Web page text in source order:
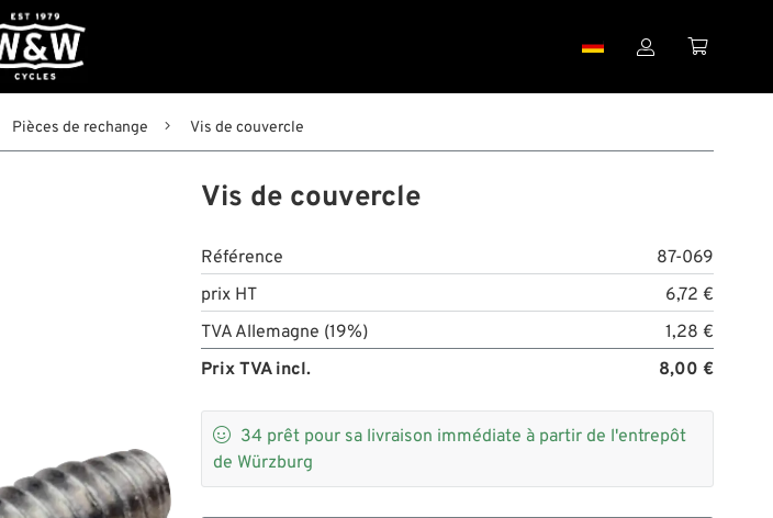
 
Pièces de rechange Vis de couvercle
Vis de couvercle
Référence
87-069
prix HT
6,72 €
TVA Allemagne (19%)
1,28 €
Prix TVA incl.
8,00 €
 34 prêt pour sa livraison immédiate à partir de l'entrepôt
de Würzburg